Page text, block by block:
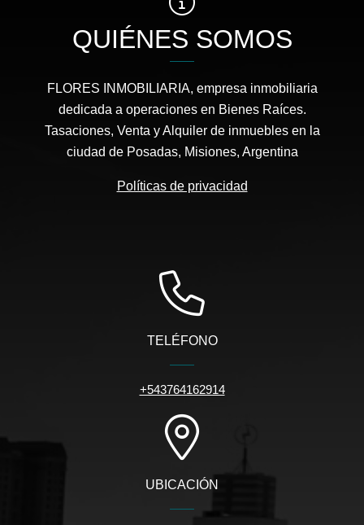
QUIÉNES SOMOS
FLORES INMOBILIARIA, empresa inmobiliaria
dedicada a operaciones en Bienes Raíces.
Tasaciones, Venta y Alquiler de inmuebles en la
ciudad de Posadas, Misiones, Argentina
Políticas de privacidad
TELÉFONO
+543764162914
UBICACIÓN